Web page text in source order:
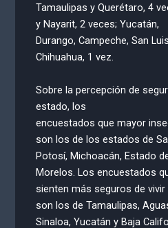
Tamaulipas y Querétaro, 4
y Nayarit, 2 veces; Yucatán,
Durango, Campeche, San
Chihuahua, 1 vez.
Sobre la percepción de
estado, los
encuestados que mayor
son los de los estados de
Potosí, Michoacán, Estado
Morelos. Los encuestados
sienten más seguros de
son los de Tamaulipas,
Sinaloa, Yucatán y Baja